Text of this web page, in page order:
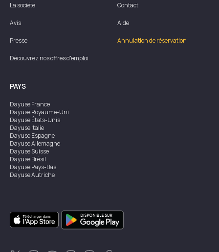
La société
Avis
Presse
Découvrez nos offres d'emploi
Contact
Aide
Annulation de réservation
PAYS
DayuseFrance
DayuseRoyaume-Uni
DayuseÉtats-Unis
DayuseItalie
DayuseEspagne
DayuseAllemagne
DayuseSuisse
DayuseBrésil
DayusePays-Bas
DayuseAutriche
DayuseSingapour
DayuseSuède
DayuseThaïlande